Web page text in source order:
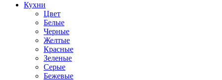
Кухни
Цвет
Белые
Черные
Желтые
Красные
Зеленые
Серые
Бежевые